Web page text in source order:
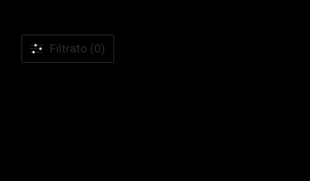
Filtrato (0)